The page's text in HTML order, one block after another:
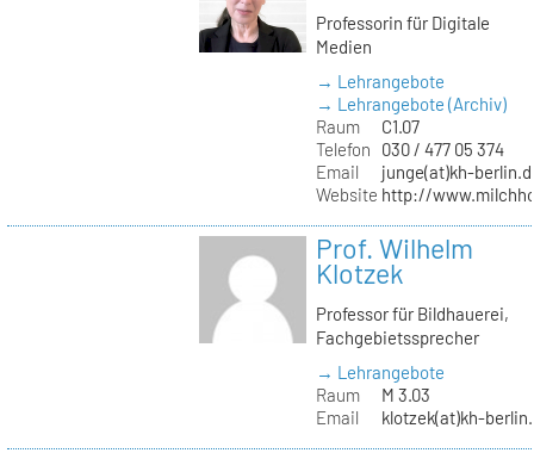
Professorin für Digitale
Medien
→ Lehrangebote
→ Lehrangebote (Archiv)
Raum
C1.07
Telefon
030 / 477 05 374
Email
junge(at)kh-
Website http://
Prof. Wilhelm
Klotzek
Professor für Bildhauerei,
Fachgebietssprecher
→ Lehrangebote
Raum
M 3.03
Email
klotzek(at)kh-